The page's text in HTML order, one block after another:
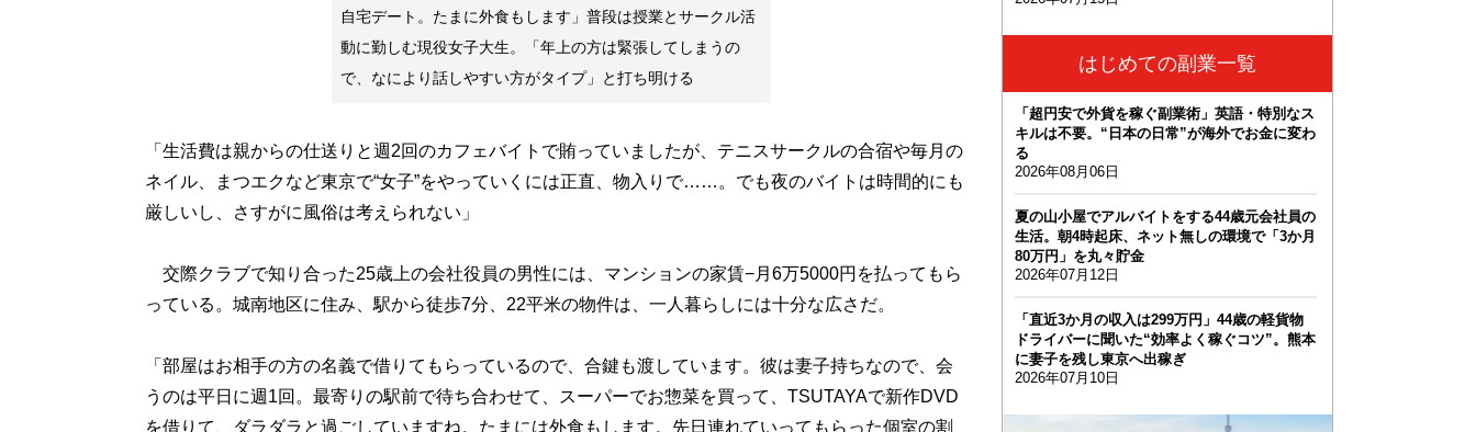
自宅デート。たまに外食もします」普段は授業とサークル活
動に勤しむ現役女子大生。「年上の方は緊張してしまうの
で、なにより話しやすい方がタイプ」と打ち明ける
「生活費は親からの仕送りと週2回のカフェバイトで賄っていましたが、テニスサークルの合宿や毎月の
ネイル、まつエクなど東京で“女子”をやっていくには正直、物入りで……。でも夜のバイトは時間的にも
厳しいし、さすがに風俗は考えられない」
交際クラブで知り合った25歳上の会社役員の男性には、マンションの家賃−月6万5000円を払ってもら
っている。城南地区に住み、駅から徒歩7分、22平米の物件は、一人暮らしには十分な広さだ。
「部屋はお相手の方の名義で借りてもらっているので、合鍵も渡しています。彼は妻子持ちなので、会
うのは平日に週1回。最寄りの駅前で待ち合わせて、スーパーでお惣菜を買って、TSUTAYAで新作DVD
を借りて、ダラダラと過ごしていますね。たまには外食もします。先日連れていってもらった個室の割
はじめての副業一覧
「超円安で外貨を稼ぐ副業術」英語・特別なス
キルは不要。“日本の日常”が海外でお金に変わ
る
2026年08月06日
夏の山小屋でアルバイトをする44歳元会社員の
生活。朝4時起床、ネット無しの環境で「3か月
80万円」を丸々貯金
2026年07月12日
「直近3か月の収入は299万円」44歳の軽貨物
ドライバーに聞いた“効率よく稼ぐコツ”。熊本
に妻子を残し東京へ出稼ぎ
2026年07月10日